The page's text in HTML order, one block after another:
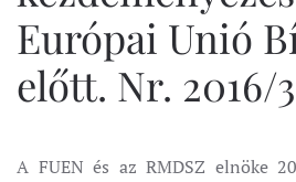
Európai Unió
előtt. Nr. 2016/
A FUEN és az RMDSZ elnöke